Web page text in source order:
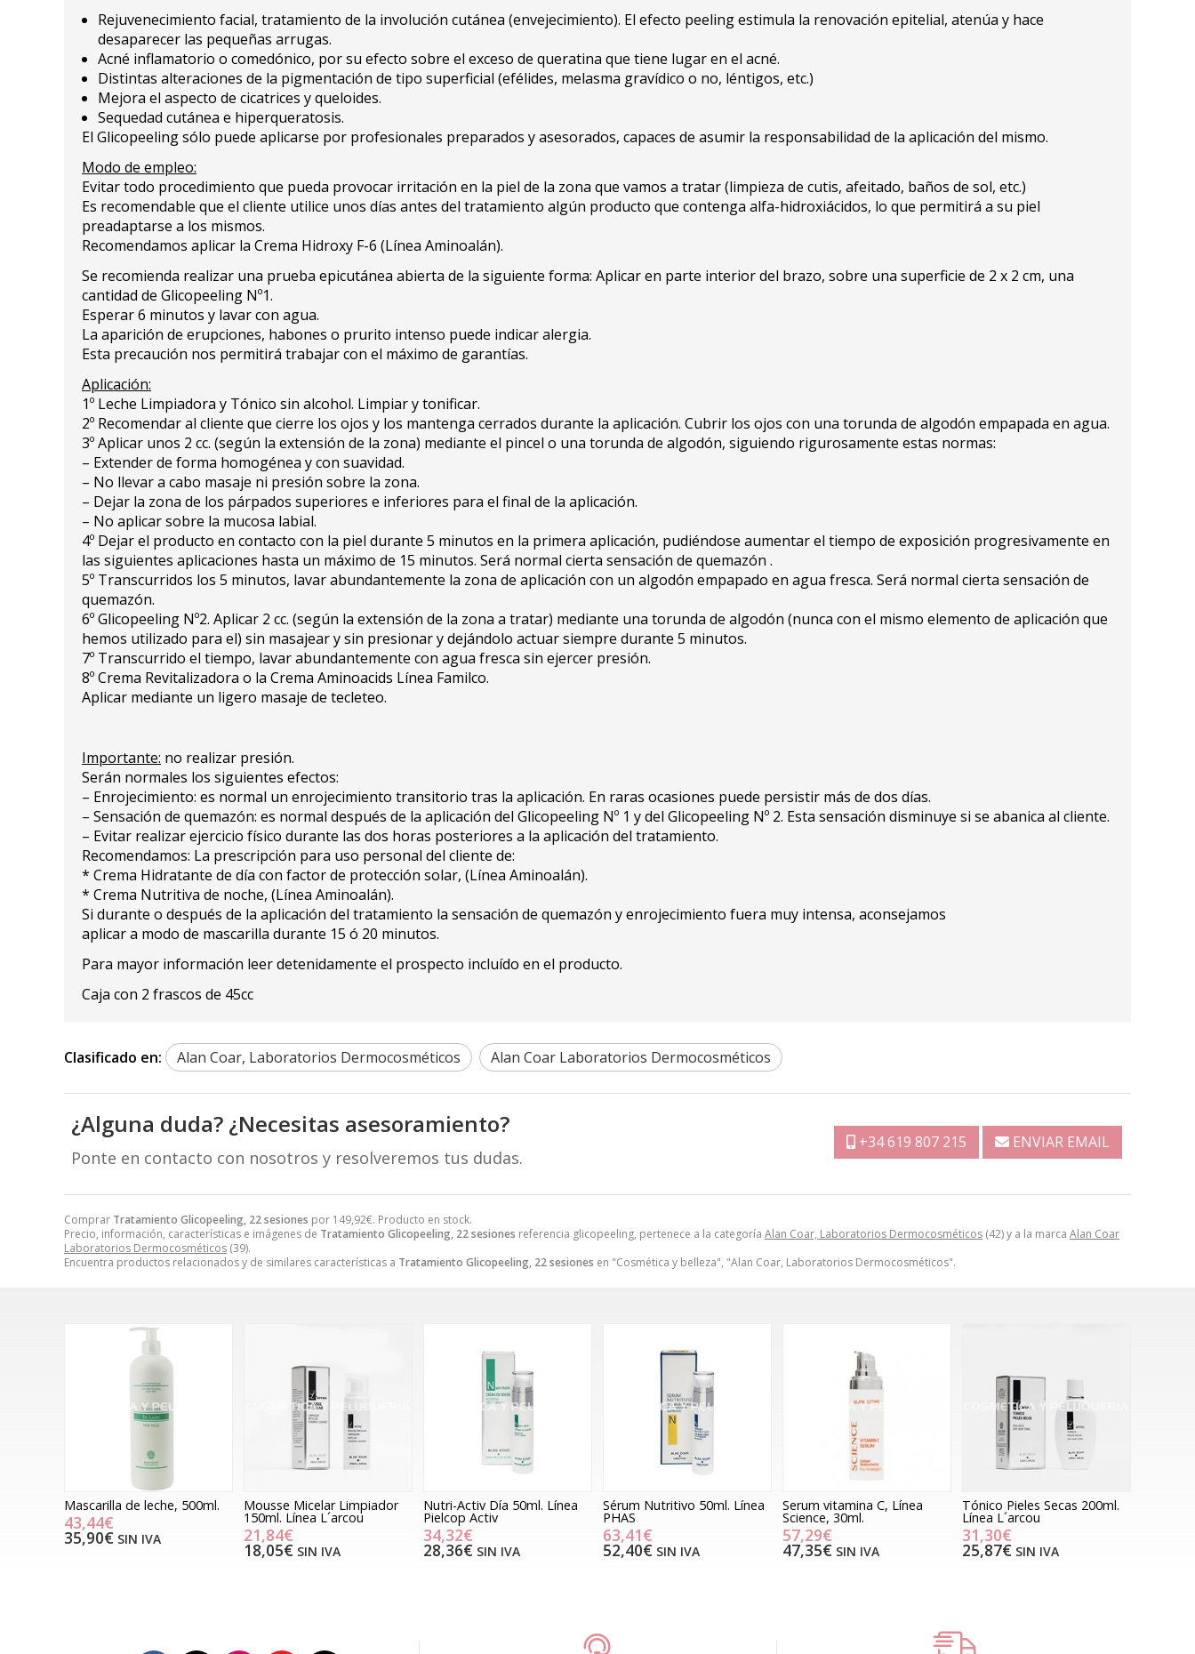
Comprar Tratamiento Glicopeeling, 22 sesiones por 149,92€. Producto en stock.
Precio, información, características e imágenes de Tratamiento Glicopeeling, 22 sesiones referencia glicopeeling, pertenece a la categoría Alan Coar, Laboratorios Dermocosméticos (42) y a la marca Alan Coar
Laboratorios Dermocosméticos (39).
Encuentra productos relacionados y de similares características a Tratamiento Glicopeeling, 22 sesiones en "Cosmética y belleza", "Alan Coar, Laboratorios Dermocosméticos".
Rejuvenecimiento facial, tratamiento de la involución cutánea (envejecimiento). El efecto peeling estimula la renovación epitelial, atenúa y hace
desaparecer las pequeñas arrugas.
Acné inflamatorio o comedónico, por su efecto sobre el exceso de queratina que tiene lugar en el acné.
Distintas alteraciones de la pigmentación de tipo superficial (efélides, melasma gravídico o no, léntigos, etc.)
Mejora el aspecto de cicatrices y queloides.
Sequedad cutánea e hiperqueratosis.
El Glicopeeling sólo puede aplicarse por profesionales preparados y asesorados, capaces de asumir la responsabilidad de la aplicación del mismo.
Modo de empleo:
Evitar todo procedimiento que pueda provocar irritación en la piel de la zona que vamos a tratar (limpieza de cutis, afeitado, baños de sol, etc.)
Es recomendable que el cliente utilice unos días antes del tratamiento algún producto que contenga alfa-hidroxiácidos, lo que permitirá a su piel
preadaptarse a los mismos.
Recomendamos aplicar la Crema Hidroxy F-6 (Línea Aminoalán).
Se recomienda realizar una prueba epicutánea abierta de la siguiente forma: Aplicar en parte interior del brazo, sobre una superficie de 2 x 2 cm, una
cantidad de Glicopeeling Nº1.
Esperar 6 minutos y lavar con agua.
La aparición de erupciones, habones o prurito intenso puede indicar alergia.
Esta precaución nos permitirá trabajar con el máximo de garantías.
Aplicación:
1º Leche Limpiadora y Tónico sin alcohol. Limpiar y tonificar.
2º Recomendar al cliente que cierre los ojos y los mantenga cerrados durante la aplicación. Cubrir los ojos con una torunda de algodón empapada en agua.
3º Aplicar unos 2 cc. (según la extensión de la zona) mediante el pincel o una torunda de algodón, siguiendo rigurosamente estas normas:
– Extender de forma homogénea y con suavidad.
– No llevar a cabo masaje ni presión sobre la zona.
– Dejar la zona de los párpados superiores e inferiores para el final de la aplicación.
– No aplicar sobre la mucosa labial.
4º Dejar el producto en contacto con la piel durante 5 minutos en la primera aplicación, pudiéndose aumentar el tiempo de exposición progresivamente en
las siguientes aplicaciones hasta un máximo de 15 minutos. Será normal cierta sensación de quemazón .
5º Transcurridos los 5 minutos, lavar abundantemente la zona de aplicación con un algodón empapado en agua fresca. Será normal cierta sensación de
quemazón.
6º Glicopeeling Nº2. Aplicar 2 cc. (según la extensión de la zona a tratar) mediante una torunda de algodón (nunca con el mismo elemento de aplicación que
hemos utilizado para el) sin masajear y sin presionar y dejándolo actuar siempre durante 5 minutos.
7º Transcurrido el tiempo, lavar abundantemente con agua fresca sin ejercer presión.
8º Crema Revitalizadora o la Crema Aminoacids Línea Familco.
Aplicar mediante un ligero masaje de tecleteo.
Importante: no realizar presión.
Serán normales los siguientes efectos:
– Enrojecimiento: es normal un enrojecimiento transitorio tras la aplicación. En raras ocasiones puede persistir más de dos días.
– Sensación de quemazón: es normal después de la aplicación del Glicopeeling Nº 1 y del Glicopeeling Nº 2. Esta sensación disminuye si se abanica al cliente.
– Evitar realizar ejercicio físico durante las dos horas posteriores a la aplicación del tratamiento.
Recomendamos: La prescripción para uso personal del cliente de:
* Crema Hidratante de día con factor de protección solar, (Línea Aminoalán).
* Crema Nutritiva de noche, (Línea Aminoalán).
Si durante o después de la aplicación del tratamiento la sensación de quemazón y enrojecimiento fuera muy intensa, aconsejamos
aplicar a modo de mascarilla durante 15 ó 20 minutos.
Para mayor información leer detenidamente el prospecto incluído en el producto.
Caja con 2 frascos de 45cc
Clasificado en: Alan Coar, Laboratorios Dermocosméticos Alan Coar Laboratorios Dermocosméticos
¿Alguna duda? ¿Necesitas asesoramiento?
Ponte en contacto con nosotros y resolveremos tus dudas.
+34 619 807 215 ENVIAR EMAIL
Mascarilla de leche, 500ml.
43,44€
35,90€ SIN IVA
Mousse Micelar Limpiador
150ml. Línea L´arcou
21,84€
18,05€ SIN IVA
Nutri-Activ Día 50ml. Línea
Pielcop Activ
34,32€
28,36€ SIN IVA
Sérum Nutritivo 50ml. Línea
PHAS
63,41€
52,40€ SIN IVA
Serum vitamina C, Línea
Science, 30ml.
57,29€
47,35€ SIN IVA
Tónico Pieles Secas 200ml.
Línea L´arcou
31,30€
25,87€ SIN IVA